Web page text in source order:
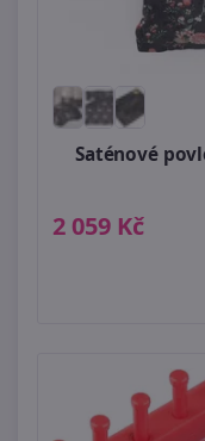
Saténové
2 059 Kč